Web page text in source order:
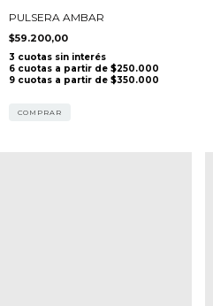
PULSERA AMBAR
$59.200,00
COMPRAR